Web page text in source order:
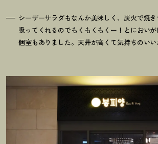
シーザーサラダもなんか美味しく、炭火で焼
吸ってくれるのでもくもくもくー ！ とにおい
個室もありました。天井が高くて気持ちのいい